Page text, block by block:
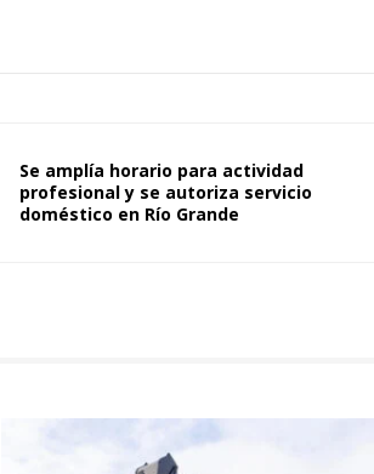
Se amplía horario para actividad
profesional y se autoriza servicio
doméstico en Río Grande